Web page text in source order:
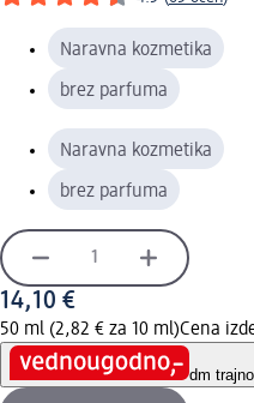
Naravna kozmetika
brez parfuma
Naravna kozmetika
brez parfuma
14,10 €
50 ml (2,82 € za 10 ml)Cena
dm